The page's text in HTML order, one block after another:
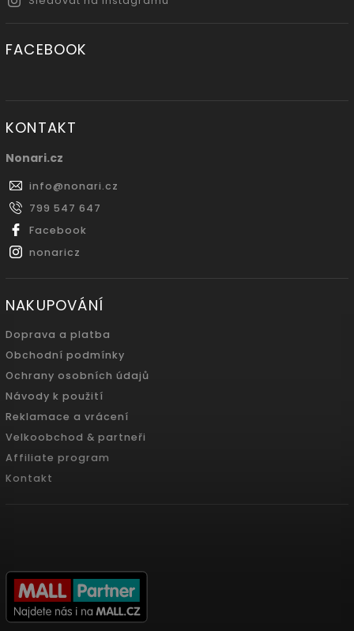
FACEBOOK
KONTAKT
Nonari.cz
info@nonari.cz
799 547 647
Facebook
nonaricz
NAKUPOVÁNÍ
Doprava a platba
Obchodní podmínky
Ochrany osobních údajů
Návody k použití
Reklamace a vrácení
Velkoobchod & partneři
Affiliate program
Kontakt